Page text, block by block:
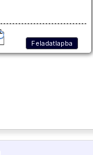
Feladatlapba